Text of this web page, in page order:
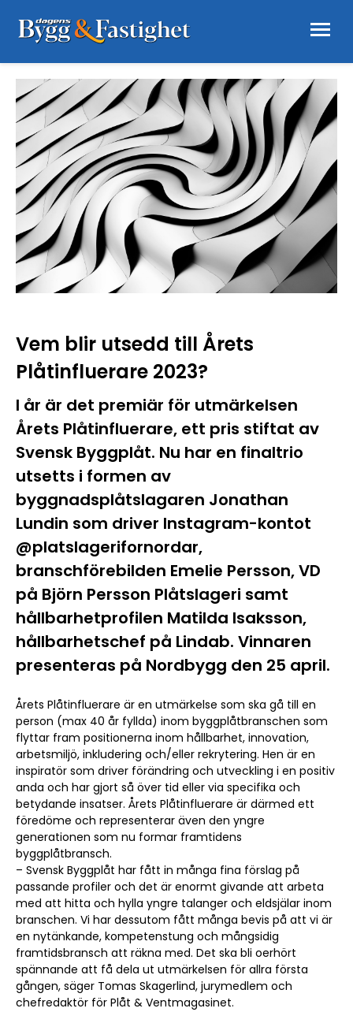
Vem blir utsedd till Årets
Plåtinfluerare 2023?
I år är det premiär för utmärkelsen
Årets Plåtinfluerare, ett pris stiftat av
Svensk Byggplåt. Nu har en finaltrio
utsetts i formen av
byggnadsplåtslagaren Jonathan
Lundin som driver Instagram-kontot
@platslagerifornordar,
branschförebilden Emelie Persson, VD
på Björn Persson Plåtslageri samt
hållbarhetprofilen Matilda Isaksson,
hållbarhetschef på Lindab. Vinnaren
presenteras på Nordbygg den 25 april.
Årets Plåtinfluerare är en utmärkelse som ska gå till en
person (max 40 år fyllda) inom byggplåtbranschen som
flyttar fram positionerna inom hållbarhet, innovation,
arbetsmiljö, inkludering och/eller rekrytering. Hen är en
inspiratör som driver förändring och utveckling i en positiv
anda och har gjort så över tid eller via specifika och
betydande insatser. Årets Plåtinfluerare är därmed ett
föredöme och representerar även den yngre
generationen som nu formar framtidens
byggplåtbransch.
– Svensk Byggplåt har fått in många fina förslag på
passande profiler och det är enormt givande att arbeta
med att hitta och hylla yngre talanger och eldsjälar inom
branschen. Vi har dessutom fått många bevis på att vi är
en nytänkande, kompetenstung och mångsidig
framtidsbransch att räkna med. Det ska bli oerhört
spännande att få dela ut utmärkelsen för allra första
gången, säger Tomas Skagerlind, jurymedlem och
chefredaktör för Plåt & Ventmagasinet.